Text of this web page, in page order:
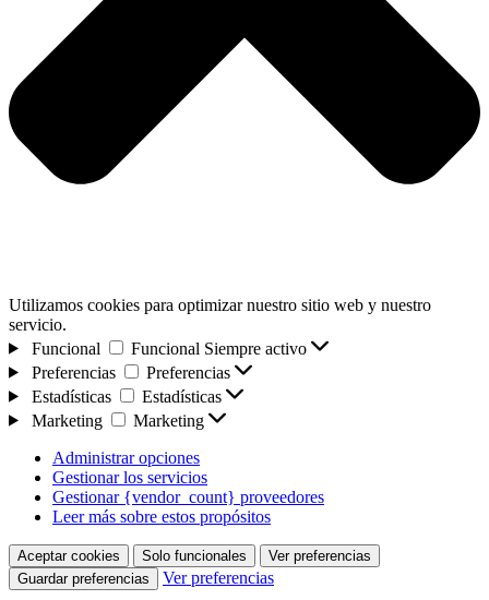
Utilizamos cookies para optimizar nuestro sitio web y nuestro
servicio.
Funcional
Funcional Siempre activo
Preferencias
Preferencias
Estadísticas
Estadísticas
Marketing
Marketing
Administrar opciones
Gestionar los servicios
Gestionar {vendor_count} proveedores
Leer más sobre estos propósitos
Aceptar cookies Solo funcionales
Ver preferencias
Guardar preferencias
Ver preferencias